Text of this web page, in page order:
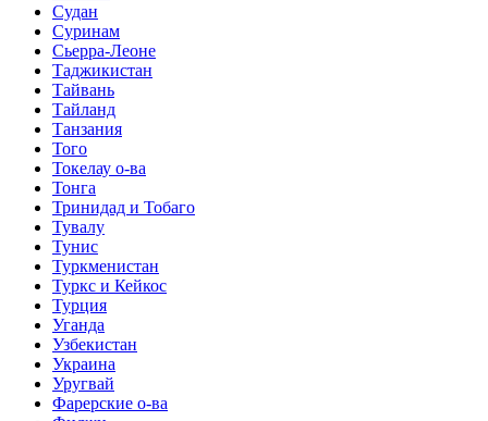
Судан
Суринам
Сьерра-Леоне
Таджикистан
Тайвань
Тайланд
Танзания
Того
Токелау о-ва
Тонга
Тринидад и Тобаго
Тувалу
Тунис
Туркменистан
Туркс и Кейкос
Турция
Уганда
Узбекистан
Украина
Уругвай
Фарерские о-ва